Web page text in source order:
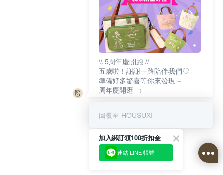
\\ 5周年慶開跑 //
五歲啦！謝謝一路陪伴我們♡
準備好多驚喜等你來發現～
周年慶開逛 →
回覆至 HOUSUXI
加入綁訂領100折扣金
連結 LINE 帳號